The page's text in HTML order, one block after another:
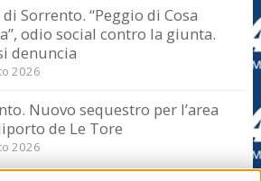
Sorrento. “Peggio di Cosa
odio social contro la giunta.
denuncia
2026
Nuovo sequestro per l’area
de Le Tore
2026